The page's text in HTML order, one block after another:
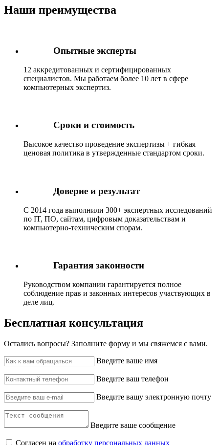
Наши преимущества
Опытные эксперты
12 аккредитованных и сертифицированных
специалистов. Мы работаем более 10 лет в сфере
компьютерных экспертиз.
Сроки и стоимость
Высокое качество проведение экспертизы + гибкая
ценовая политика в утвержденные стандартом сроки.
Доверие и результат
С 2014 года выполнили 300+ экспертных исследований
по IT, ПО, сайтам, цифровым доказательствам и
компьютерно-техническим спорам.
Гарантия законности
Руководством компании гарантируется полное
соблюдение прав и законных интересов участвующих в
деле лиц.
Бесплатная консультация
Остались вопросы? ‌Заполните форму и мы свяжемся с вами.
Введите ваше имя
Введите ваш телефон
Введите вашу электронную почту
Введите ваше сообщение
Согласен на обработку персональных данных